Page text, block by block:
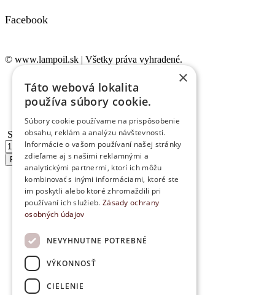
Facebook
© www.lampoil.sk | Všetky práva vyhradené.
Cookies
Obchodné podmienky
Slovenské poháre – Pij...
množstvo
Slovenské
poháre
Pijačky
motívom
Pridať do košíka
×
Táto webová lokalita
používa súbory cookie.
Súbory cookie používame na prispôsobenie
obsahu, reklám a analýzu návštevnosti.
Informácie o vašom používaní našej stránky
zdieľame aj s našimi reklamnými a
analytickými partnermi, ktorí ich môžu
kombinovať s inými informáciami, ktoré ste
im poskytli alebo ktoré zhromaždili pri
používaní ich služieb. Zásady ochrany
osobných údajov
NEVYHNUTNE POTREBNÉ
VÝKONNOSŤ
CIELENIE